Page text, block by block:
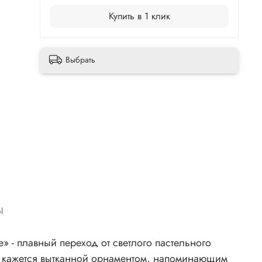
Купить в 1 клик
Выбрать
переход от светлого пастельного
кажется вытканной орнаментом, напоминающим